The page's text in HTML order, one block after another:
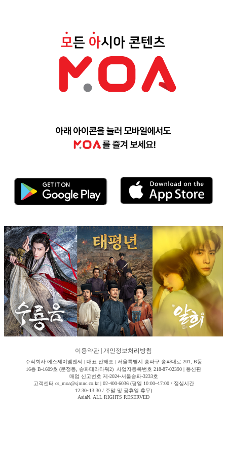
이용약관 개인정보처리방침
주식회사 에스제이엠엔씨 | 대표 안해조 | 서울특별시 송파구 송파대로 201, B동
16층 B-1609호 (문정동, 송파테라타워2) 사업자등록번호 218-87-02390 | 통신판
매업 신고번호 제-2024-서울송파-3233호
고객센터 cs_moa@sjmnc.co.kr | 02-400-6036 (평일 10:00~17:00 / 점심시간
12:30~13:30 / 주말 및 공휴일 휴무)
AsiaN. ALL RIGHTS RESERVED